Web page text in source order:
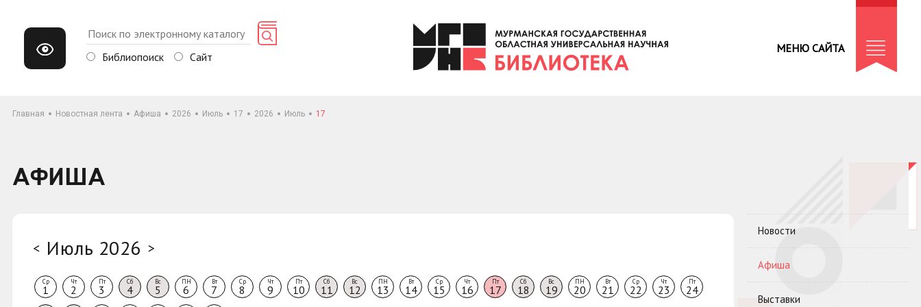
Библиопоиск Сайт
МЕНЮ САЙТА
Главная Новостная лента Афиша 2026 Июль 17 2026 Июль 17
АФИША
< Июль 2026 >
Ср
1
Чт
2
Пт
3
Сб
4
Вс
5
ПН
6
Вт
7
Ср
8
Чт
9
Пт
10
Сб
11
Вс
12
ПН
13
Вт
14
Ср
15
Чт
16
Пт
17
Сб
18
Вс
19
ПН
20
Вт
21
Ср
22
Чт
23
Пт
24
Новости
Афиша
Выставки